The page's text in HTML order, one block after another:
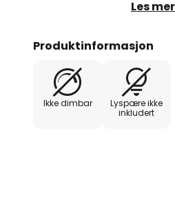
sin
Les
Produktinformasjon
Ikke dimbar
Lyspære ikke
inkludert